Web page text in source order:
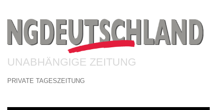
UNABHÄNGIGE ZEITUNG
PRIVATE TAGESZEITUNG